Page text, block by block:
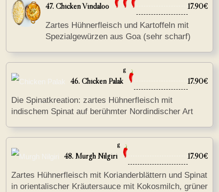
47. Chicken Vindaloo 17.90€
Zartes Hühnerfleisch und Kartoffeln mit
Spezialgewürzen aus Goa (sehr scharf)
46. Chicken Palak
g
17.90€
Die Spinatkreation: zartes Hühnerfleisch mit
indischem Spinat auf berühmter Nordindischer Art
48. Murgh Nilgiri
g
17.90€
Zartes Hühnerfleisch mit Korianderblättern und Spinat
in orientalischer Kräutersauce mit Kokosmilch, grüner